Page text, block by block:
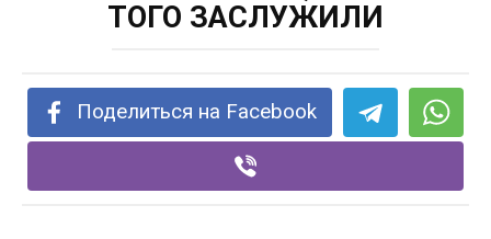
ТОГО ЗАСЛУЖИЛИ
Поделиться на Facebook